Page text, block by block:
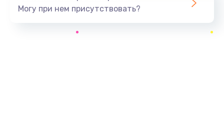
Могу при нем присутствовать?